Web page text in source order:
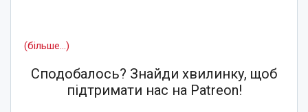
(більше…)
Сподобалось? Знайди хвилинку, щоб
підтримати нас на Patreon!